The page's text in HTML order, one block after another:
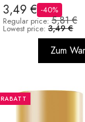
3,49 € -40%
Regular price:5,81 €
Lowest price: 3,49 €
Zum
RABATT